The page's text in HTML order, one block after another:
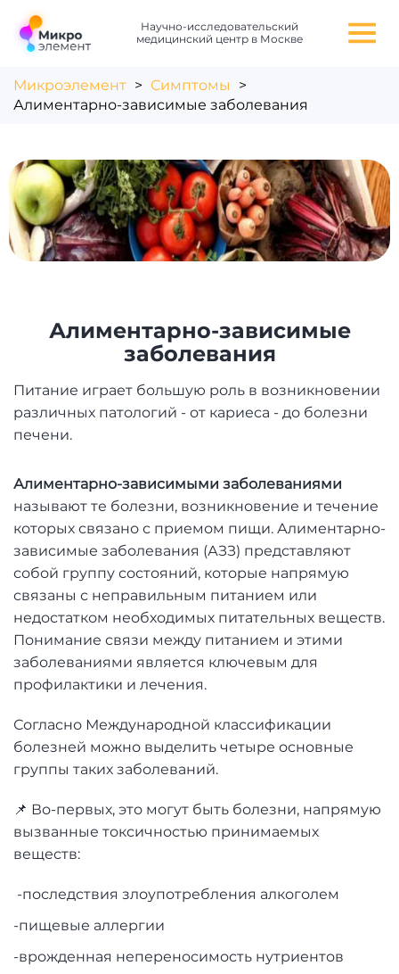
Научно-исследовательский
медицинский центр в Москве
Микроэлемент > Симптомы
>
Алиментарно-зависимые заболевания
Алиментарно-зависимые
заболевания
Питание играет большую роль в возникновении
различных патологий - от кариеса - до болезни
печени.
Алиментарно-зависимыми заболеваниями
называют те болезни, возникновение и течение
которых связано с приемом пищи. Алиментарно-
зависимые заболевания (АЗЗ) представляют
собой группу состояний, которые напрямую
связаны с неправильным питанием или
недостатком необходимых питательных веществ.
Понимание связи между питанием и этими
заболеваниями является ключевым для
профилактики и лечения.
Согласно Международной классификации
болезней можно выделить четыре основные
группы таких заболеваний.
📌 Во-первых, это могут быть болезни, напрямую
вызванные токсичностью принимаемых
веществ:
-последствия злоупотребления алкоголем
-пищевые аллергии
-врожденная непереносимость нутриентов